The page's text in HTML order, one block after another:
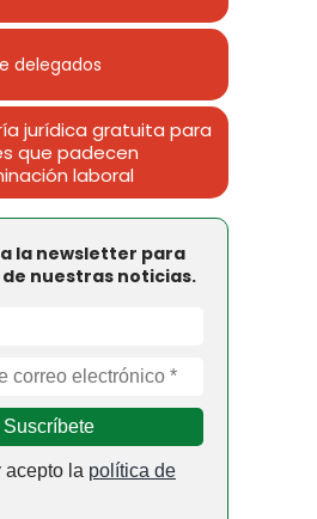
delegados
jurídica gratuita para
que padecen
laboral
la newsletter para
nuestras noticias.
acepto la política de